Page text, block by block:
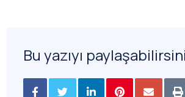
Bu yazıyı